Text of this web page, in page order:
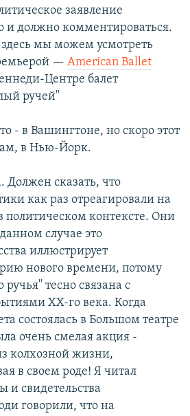
заявление
и должно комментироваться.
мы можем усмотреть
— American Ballet
Центре балет
ручей''
- в Вашингтоне, но скоро этот
в Нью-Йорк.
Должен сказать, что
как раз отреагировали на
политическом контексте. Они
случае это
иллюстрирует
нового времени, потому
ручья'' тесно связана с
XX-го века. Когда
состоялась в Большом театре
очень смелая акция -
колхозной жизни,
в своем роде! Я читал
и свидетельства
говорили, что на